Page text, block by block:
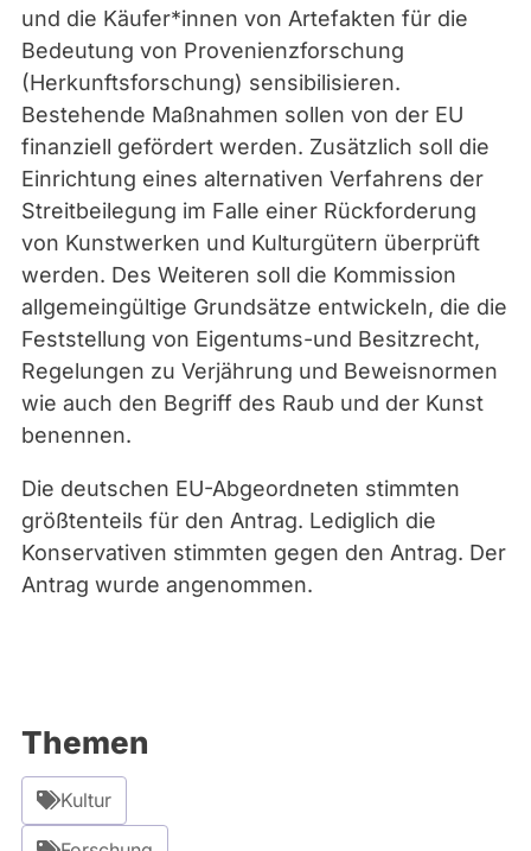
i
c
n
e
und die Käufer*innen von Artefakten für die
Bedeutung von Provenienzforschung
(Herkunftsforschung) sensibilisieren.
Bestehende Maßnahmen sollen von der EU
finanziell gefördert werden. Zusätzlich soll die
Einrichtung eines alternativen Verfahrens der
Streitbeilegung im Falle einer Rückforderung
von Kunstwerken und Kulturgütern überprüft
werden. Des Weiteren soll die Kommission
allgemeingültige Grundsätze entwickeln, die die
Feststellung von Eigentums-und Besitzrecht,
Regelungen zu Verjährung und Beweisnormen
wie auch den Begriff des Raub und der Kunst
benennen.
Die deutschen EU-Abgeordneten stimmten
größtenteils für den Antrag. Lediglich die
Konservativen stimmten gegen den Antrag. Der
Antrag wurde angenommen.
Themen
Kultur